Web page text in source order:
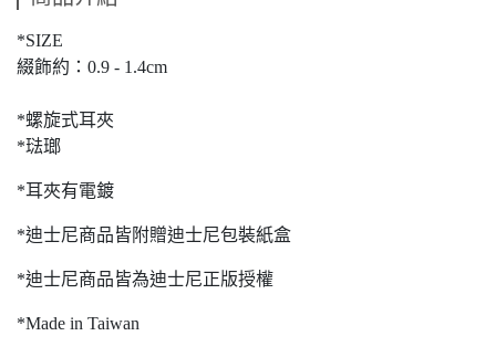
*SIZE
綴飾約：0.9 - 1.4cm
*螺旋式耳夾
*琺瑯
*耳夾有電鍍
*迪士尼商品皆附贈迪士尼包裝紙盒
*迪士尼商品皆為迪士尼正版授權
*Made in Taiwan